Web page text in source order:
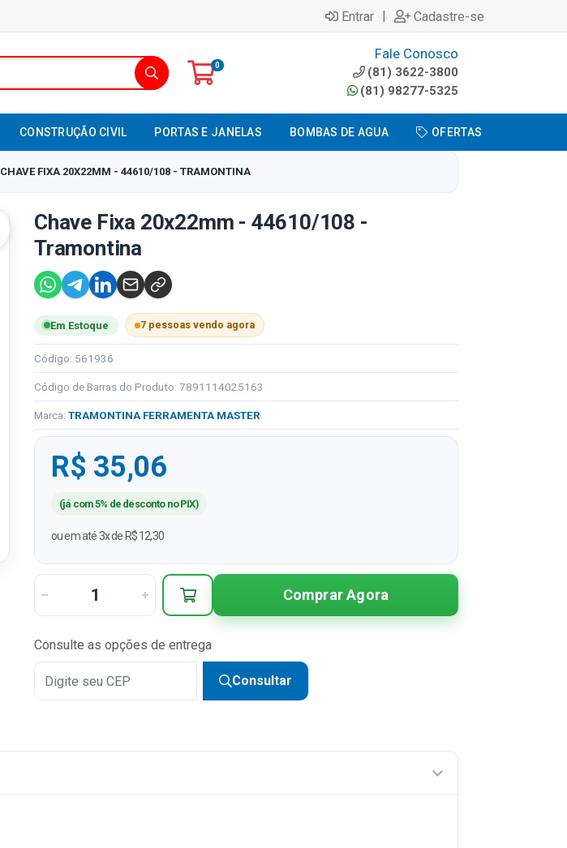
Entrar | Cadastre-se
0
Fale Conosco
(81) 3622-3800
(81) 98277-5325
CONSTRUÇÃO CIVIL PORTAS E JANELAS BOMBAS DE AGUA OFERTAS
CHAVE FIXA 20X22MM - 44610/108 - TRAMONTINA
Chave Fixa 20x22mm - 44610/108 -
Tramontina
Em Estoque 7 pessoas vendo agora
Código: 561936
Código de Barras do Produto: 7891114025163
Marca: TRAMONTINA FERRAMENTA MASTER
R$ 35,06
(já com 5% de desconto no PIX)
ou em até 3x de R$ 12,30
Comprar Agora
Consulte as opções de entrega
Consultar